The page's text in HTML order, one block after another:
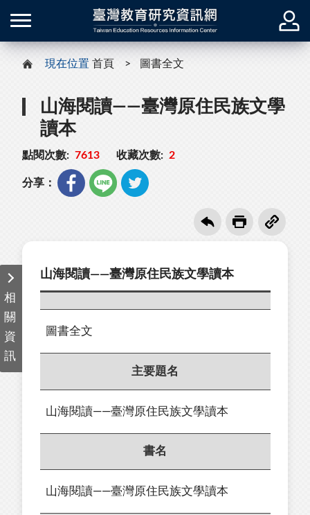
現在位置 首頁 圖書全文
山海閱讀——臺灣原住民族文學
讀本
點閱次數: 7613 收藏次數: 2
分享：
相
關
資
訊
山海閱讀——臺灣原住民族文學讀本
圖書全文
主要題名
山海閱讀——臺灣原住民族文學讀本
書名
山海閱讀——臺灣原住民族文學讀本